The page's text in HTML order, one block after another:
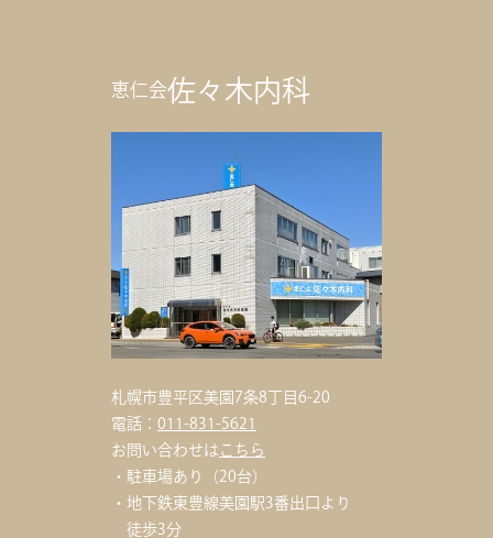
恵仁会佐々木内科
札幌市豊平区美園7条8丁目6-20
電話： 011-831-5621
お問い合わせは こちら
駐車場あり（20台）
地下鉄東豊線美園駅3番出口
より
徒歩3分